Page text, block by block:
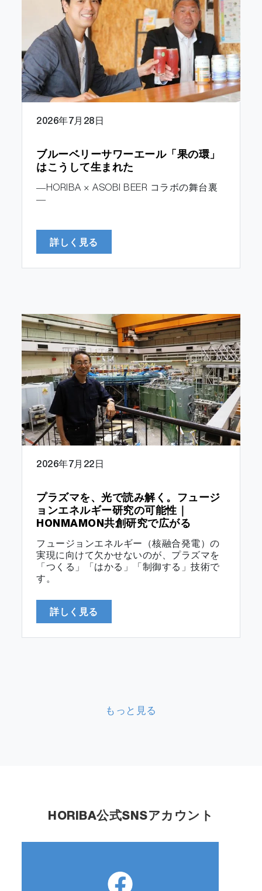
2026年7月28日
ブルーベリーサワーエール「果の環」
はこうして生まれた
―HORIBA × ASOBI BEER コラボの舞台裏
―
詳しく見る
2026年7月22日
プラズマを、光で読み解く。フュージ
ョンエネルギー研究の可能性｜
HONMAMON共創研究で広がる
フュージョンエネルギー（核融合発電）の
実現に向けて欠かせないのが、プラズマを
「つくる」「はかる」「制御する」技術で
す。
このうち、「はかる」ことにHONMAMON
共創研究で挑んでいるのが、京都大学エネ
ルギー理工学研究所の門 信一郎（かど…
詳しく見る
もっと見る
HORIBA公式SNSアカウント